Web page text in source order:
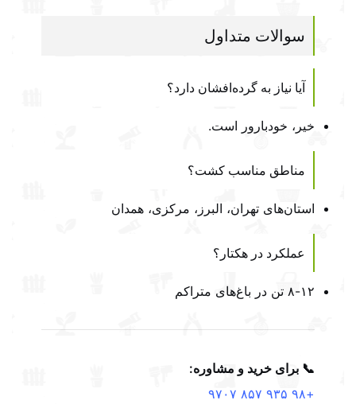
سوالات متداول
آیا نیاز به گرده‌افشان دارد؟
خیر، خودبارور است.
مناطق مناسب کشت؟
استان‌های تهران، البرز، مرکزی، همدان
عملکرد در هکتار؟
۸-۱۲ تن در باغ‌های متراکم
📞 برای خرید و مشاوره:
+۹۸ ۹۳۵ ۸۵۷ ۹۷۰۷